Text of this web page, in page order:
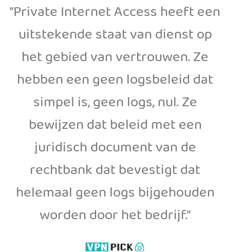
”Private Internet Access heeft een
uitstekende staat van dienst op
het gebied van vertrouwen. Ze
hebben een geen logsbeleid dat
simpel is, geen logs, nul. Ze
bewijzen dat beleid met een
juridisch document van de
rechtbank dat bevestigt dat
helemaal geen logs bijgehouden
worden door het bedrijf.”